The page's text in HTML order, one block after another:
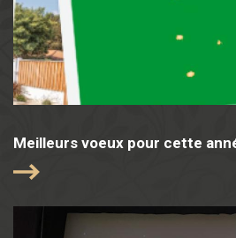
Meilleurs voeux pour cette